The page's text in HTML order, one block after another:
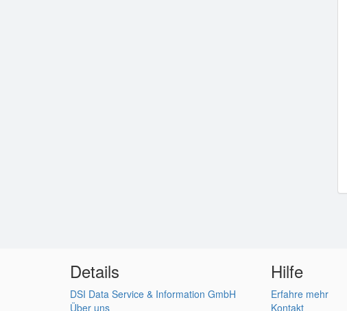
Details
DSI Data Service & Information GmbH
Über uns
Hilfe
Erfahre mehr
Kontakt